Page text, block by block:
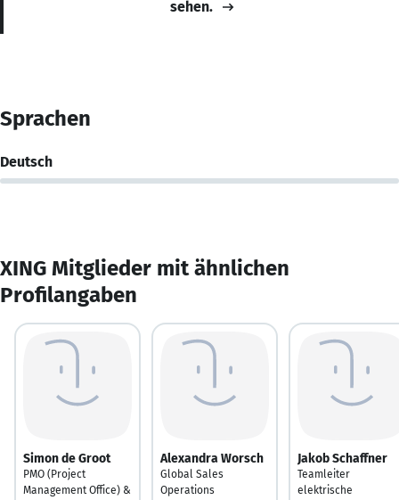
sehen.
Sprachen
Deutsch
XING Mitglieder mit ähnlichen
Profilangaben
Simon de Groot
PMO (Project
Management Office) &
Alexandra Worsch
Global Sales
Operations
Jakob Schaffner
Teamleiter
elektrische